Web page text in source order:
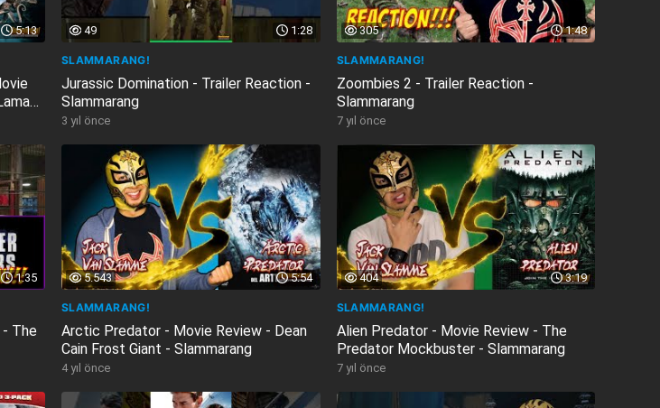
5:13 1:28
49
SLAMMARANG!
Jurassic Domination - Trailer Reaction -
Slammarang
3 yıl önce
1:48
305
SLAMMARANG!
Zoombies 2 - Trailer Reaction -
Slammarang
7 yıl önce
1:35
The
5:54
5.543
SLAMMARANG!
Arctic Predator - Movie Review - Dean
Cain Frost Giant - Slammarang
4 yıl önce
3:19
404
SLAMMARANG!
Alien Predator - Movie Review - The
Predator Mockbuster - Slammarang
7 yıl önce